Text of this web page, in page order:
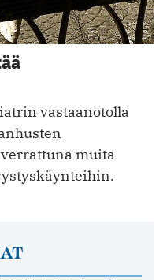
vastaanotolla
muita